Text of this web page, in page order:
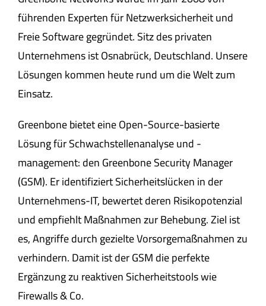
führenden Experten für Netzwerksicherheit und
Freie Software gegründet. Sitz des privaten
Unternehmens ist Osnabrück, Deutschland. Unsere
Lösungen kommen heute rund um die Welt zum
Einsatz.
Greenbone bietet eine Open-Source-basierte
Lösung für Schwachstellenanalyse und -
management: den Greenbone Security Manager
(GSM). Er identifiziert Sicherheitslücken in der
Unternehmens-IT, bewertet deren Risikopotenzial
und empfiehlt Maßnahmen zur Behebung. Ziel ist
es, Angriffe durch gezielte Vorsorgemaßnahmen zu
verhindern. Damit ist der GSM die perfekte
Ergänzung zu reaktiven Sicherheitstools wie
Firewalls & Co.